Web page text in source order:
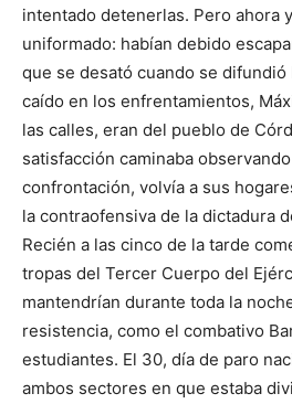
intentado detenerlas. Pero ahora
uniformado: habían debido
que se desató cuando se
caído en los enfrentamientos,
las calles, eran del pueblo de
satisfacción caminaba
confrontación, volvía a sus
la contraofensiva de la dictadura
Recién a las cinco de la tarde
tropas del Tercer Cuerpo del
mantendrían durante toda la
resistencia, como el combativo
estudiantes. El 30, día de paro
ambos sectores en que estaba